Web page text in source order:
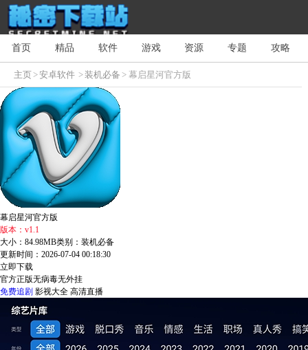
首页 精品 软件 游戏 资源 专题 攻略
主页>安卓软件 >装机必备 > 幕启星河官方版
幕启星河官方版
版本：v1.1
大小：84.98MB类别：装机必备
更新时间：2026-07-04 00:18:30
立即下载
官方正版无病毒无外挂
免费追剧 影视大全 高清直播